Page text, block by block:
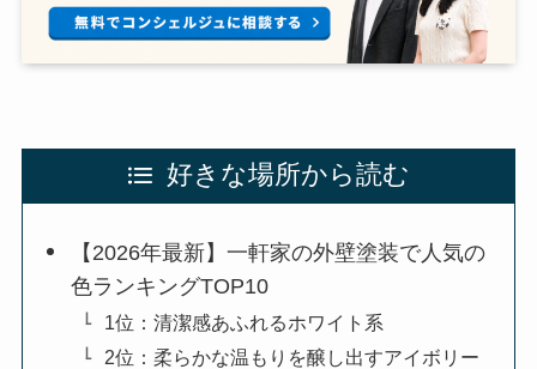
好きな場所から読む
【2026年最新】一軒家の外壁塗装で人気の
色ランキングTOP10
1位：清潔感あふれるホワイト系
2位：柔らかな温もりを醸し出すアイボリー